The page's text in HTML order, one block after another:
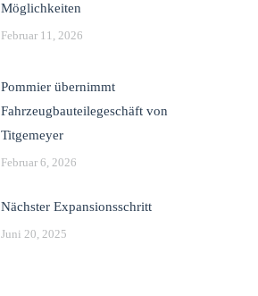
Möglichkeiten
Februar 11, 2026
Pommier übernimmt
Fahrzeugbauteilegeschäft von
Titgemeyer
Februar 6, 2026
Nächster Expansionsschritt
Juni 20, 2025